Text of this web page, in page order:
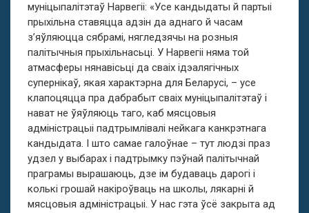
муніцыпалітэтаў Нарвегіі: «Усе кандыдаты й партыі
прыхільна ставяцца адзін да аднаго й часам
з’яўляюцца сябрамі, нягледзячы на розныя
палітычныя прыхільнасьці. У Нарвегіі няма той
атмасферы нянавісьці да сваіх ідэалягічных
супернікаў, якая характэрна для Беларусі, – усе
клапоцяцца пра дабрабыт сваіх муніцыпалітэтаў і
нават не ўяўляюць таго, каб мясцовыя
адміністрацыі падтрымлівалі нейкага канкрэтнага
кандыдата. І што самае галоўнае – тут людзі праз
удзел у выбарах і падтрымку пэўнай палітычнай
праграмы вырашаюць, дзе ім будаваць дарогі і
колькі грошай накіроўваць на школы, лякарні й
мясцовыя адміністрацыі. У нас гэта ўсё закрыта ад